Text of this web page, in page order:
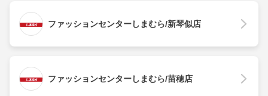
ファッションセンターしまむら/新琴似店
ファッションセンターしまむら/苗穂店